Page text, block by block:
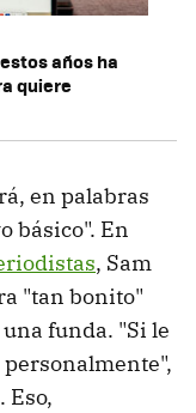
años ha
quiere
en palabras
básico". En
, Sam
"tan bonito"
funda. "Si le
personalmente",
Eso,